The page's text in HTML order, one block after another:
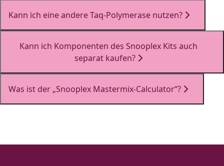
Kann ich eine andere Taq-Polymerase nutzen?
Kann ich Komponenten des Snooplex Kits auch
separat kaufen?
Was ist der „Snooplex Mastermix-Calculator“?